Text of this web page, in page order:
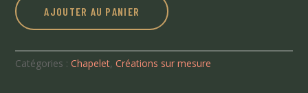
AJOUTER AU PANIER
Catégories :Chapelet,Créations sur mesure